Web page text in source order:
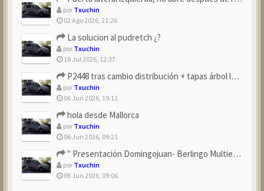
por Txuchin
02 Ago 2026, 21:26
La solucion al pudretch ¿?
por Txuchin
18 Jul 2026, 12:37
P2448 tras cambio distribución + tapas árbol levas
por Txuchin
06 Jun 2026, 19:11
hola desde Mallorca
por Txuchin
06 Jun 2026, 09:21
" Presentación Domingojuan- Berlingo Multiespace Blue ...
por Txuchin
06 Jun 2026, 09:06